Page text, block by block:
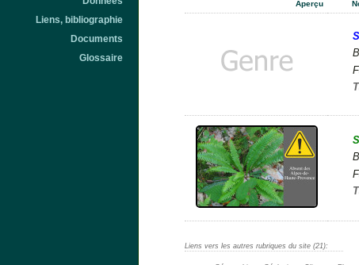
Liens, bibliographie
Documents
Glossaire
Aperçu
Liens vers les autres rubriques du site (21):